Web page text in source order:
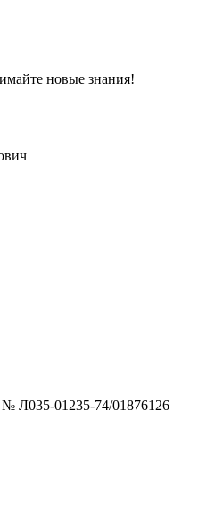
новые знания!
№ Л035-01235-74/01876126